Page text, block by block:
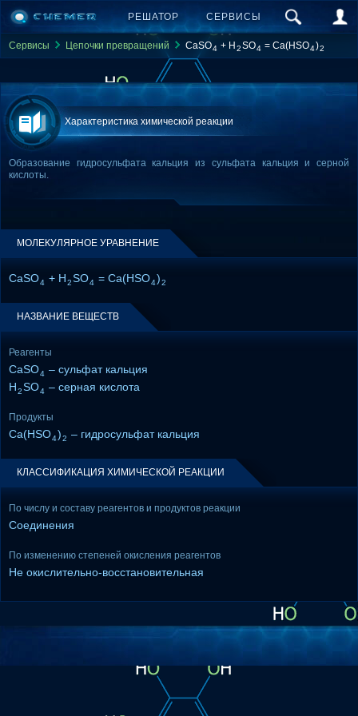
РЕШАТОР СЕРВИСЫ
Сервисы Цепочки превращений CaSO4 + H 2SO4 = Ca(HSO4)2
Характеристика химической реакции
Образование гидросульфата кальция из сульфата кальция и серной
кислоты.
МОЛЕКУЛЯРНОЕ УРАВНЕНИЕ
CaSO4 + H2SO4 = Ca(HSO4)2
НАЗВАНИЕ ВЕЩЕСТВ
Реагенты
CaSO4 – сульфат кальция
H2SO4 – серная кислота
Продукты
Ca(HSO4)2 – гидросульфат кальция
КЛАССИФИКАЦИЯ ХИМИЧЕСКОЙ РЕАКЦИИ
По числу и составу реагентов и продуктов реакции
Соединения
По изменению степеней окисления реагентов
Не окислительно-восстановительная